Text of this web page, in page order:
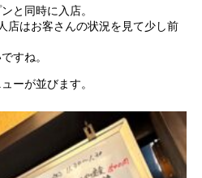
と同時に入店。
店はお客さんの状況を見て少し前
すね。
ーが並びます。